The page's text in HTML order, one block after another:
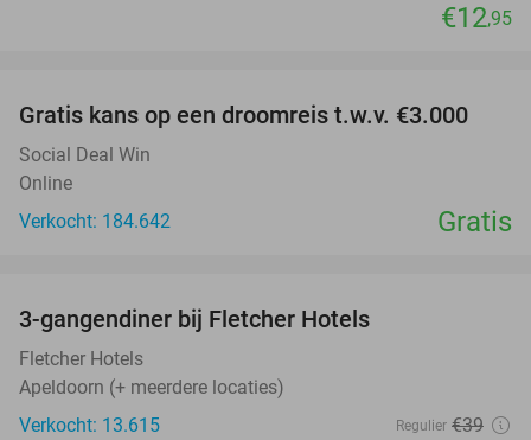
€12,95
Gratis kans op een droomreis t.w.v. €3.000
Social Deal Win
Online
Verkocht: 184.642
Gratis
3-gangendiner bij Fletcher Hotels
Fletcher Hotels
Apeldoorn (+ meerdere locaties)
Verkocht: 13.615
Regulier €39